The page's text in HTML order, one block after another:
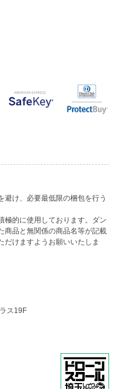
避け、必要最低限の梱包を行う
極的に使用しております。ダン
商品と無関係の商品名等が記載
だけますようお願いいたしま
ス19F